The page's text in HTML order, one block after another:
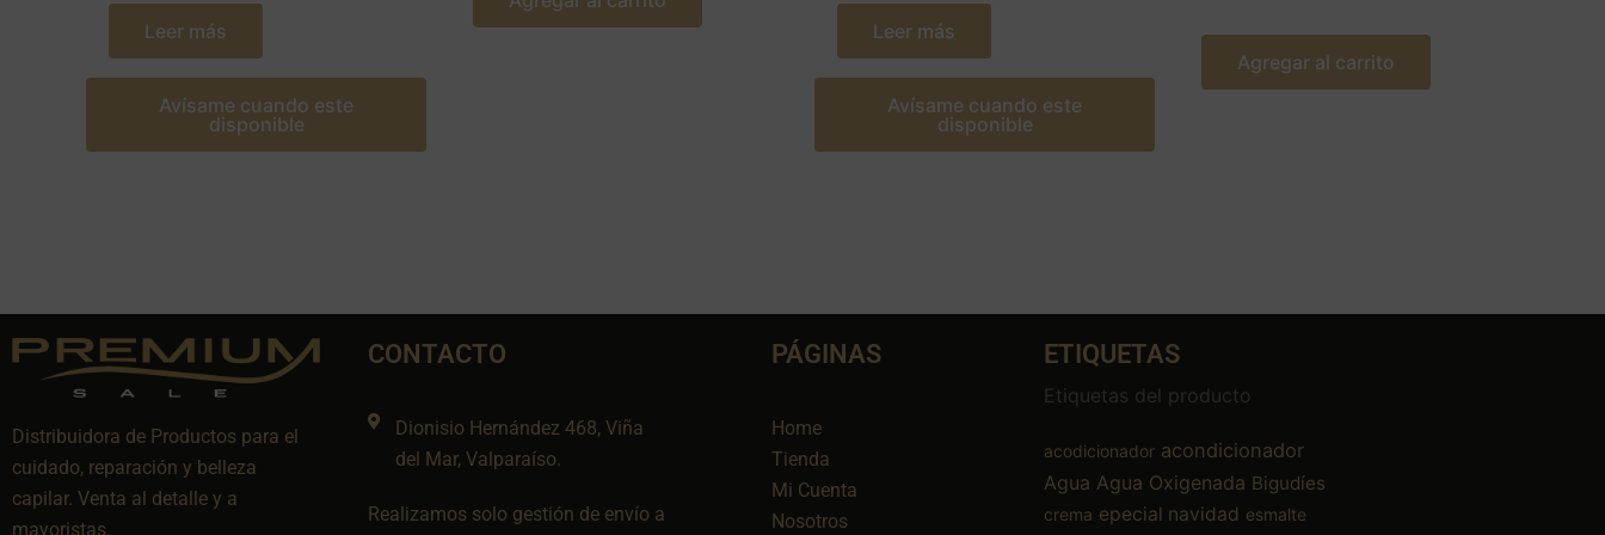
Leer más
Avísame cuando este
disponible
Leer más
Avísame cuando este
disponible
Agregar al carrito
Distribuidora de Productos para el
cuidado, reparación y belleza
capilar. Venta al detalle y a
mayoristas.
CONTACTO
Dionisio Hernández 468, Viña
del Mar, Valparaíso.
Realizamos solo gestión de envío a
PÁGINAS
Home
Tienda
Mi Cuenta
Nosotros
ETIQUETAS
Etiquetas del producto
acodicionador acondicionador
Agua Agua Oxigenada Bigudíes
crema epecial navidad esmalte